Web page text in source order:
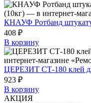
КНАУФ Ротбанд
408 ₽
В корзину
ЦЕРЕЗИТ СТ-180 клей
923 ₽
В корзину
АКЦИЯ